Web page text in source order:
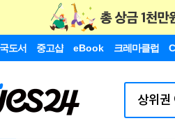
도서 중고샵 eBook 크레마클럽